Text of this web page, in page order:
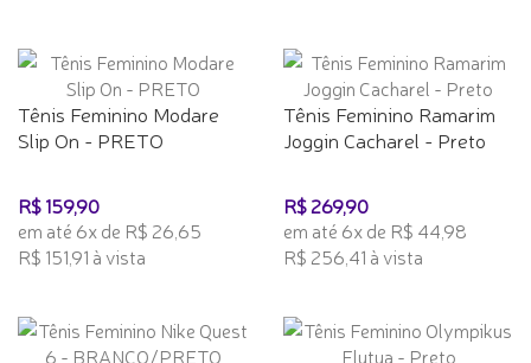
Tênis Feminino Modare
Slip On - PRETO
R$ 159,90
em até 6x de R$ 26,65
R$ 151,91 à vista
Tênis Feminino Ramarim
Joggin Cacharel - Preto
R$ 269,90
em até 6x de R$ 44,98
R$ 256,41 à vista